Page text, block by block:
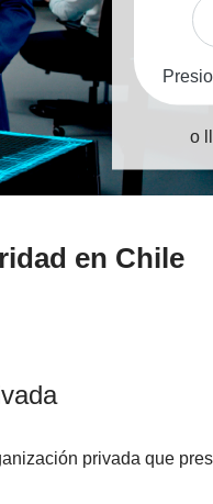
o
en Chile
privada que